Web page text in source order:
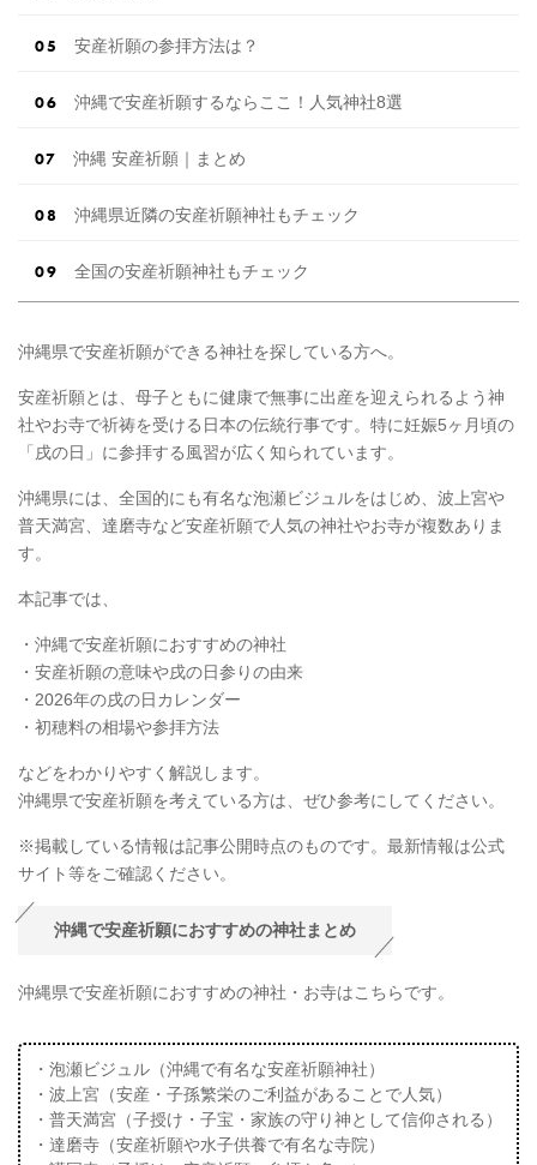
安産祈願の参拝方法は？
沖縄で安産祈願するならここ！人気神社8選
沖縄 安産祈願｜まとめ
沖縄県近隣の安産祈願神社もチェック
全国の安産祈願神社もチェック
沖縄県で安産祈願ができる神社を探している方へ。
安産祈願とは、母子ともに健康で無事に出産を迎えられるよう神
社やお寺で祈祷を受ける日本の伝統行事です。特に妊娠5ヶ月頃の
「戌の日」に参拝する風習が広く知られています。
沖縄県には、全国的にも有名な泡瀬ビジュルをはじめ、波上宮や
普天満宮、達磨寺など安産祈願で人気の神社やお寺が複数ありま
す。
本記事では、
・沖縄で安産祈願におすすめの神社
・安産祈願の意味や戌の日参りの由来
・2026年の戌の日カレンダー
・初穂料の相場や参拝方法
などをわかりやすく解説します。
沖縄県で安産祈願を考えている方は、ぜひ参考にしてください。
※掲載している情報は記事公開時点のものです。最新情報は公式
サイト等をご確認ください。
沖縄で安産祈願におすすめの神社まとめ
沖縄県で安産祈願におすすめの神社・お寺はこちらです。
・泡瀬ビジュル（沖縄で有名な安産祈願神社）
・波上宮（安産・子孫繁栄のご利益があることで人気）
・普天満宮（子授け・子宝・家族の守り神として信仰される）
・達磨寺（安産祈願や水子供養で有名な寺院）